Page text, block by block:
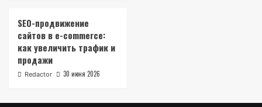
SEO-продвижение
сайтов в e-commerce:
как увеличить трафик и
продажи
Redactor 30 июня 2026